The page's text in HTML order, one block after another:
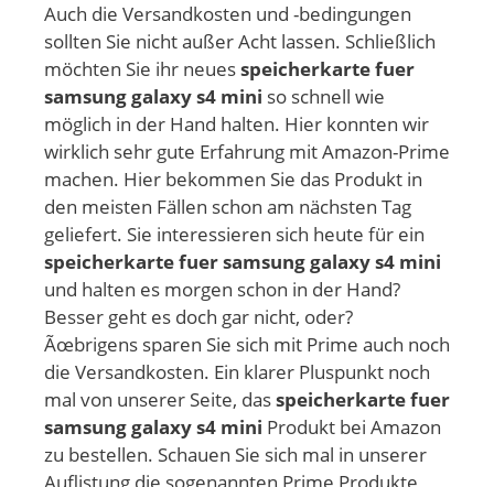
Auch die Versandkosten und -bedingungen
sollten Sie nicht außer Acht lassen. Schließlich
möchten Sie ihr neuesspeicherkarte fuer
samsung galaxy s4 mini so schnell wie
möglich in der Hand halten. Hier konnten wir
wirklich sehr gute Erfahrung mit Amazon-Prime
machen. Hier bekommen Sie das Produkt in
den meisten Fällen schon am nächsten Tag
geliefert. Sie interessieren sich heute für ein
speicherkarte fuer samsung galaxy s4 mini
und halten es morgen schon in der Hand?
Besser geht es doch gar nicht, oder?
Ãœbrigens sparen Sie sich mit Prime auch noch
die Versandkosten. Ein klarer Pluspunkt noch
mal von unserer Seite, dasspeicherkarte fuer
samsung galaxy s4 mini Produkt bei Amazon
zu bestellen. Schauen Sie sich mal in unserer